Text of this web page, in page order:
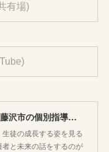
有場)
「第二の家」ブログ｜藤沢市の個別指導塾のお話
徒の成長する姿を見る
と未来の話をするのが